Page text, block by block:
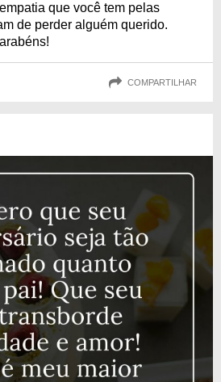
que você tem pelas
de perder alguém querido.
COMPARTILHAR